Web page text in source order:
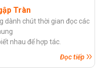
Tràn
dành chút thời gian đọc các
nhau để hợp tác.
Đọc tiếp